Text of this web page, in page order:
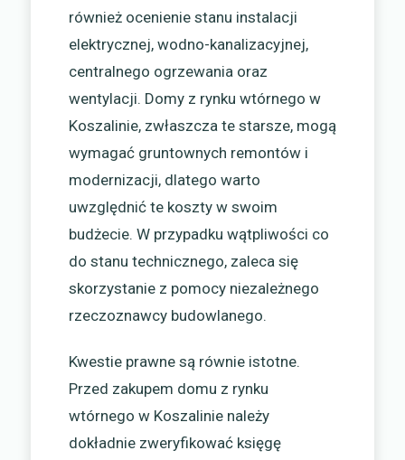
również ocenienie stanu instalacji
elektrycznej, wodno-kanalizacyjnej,
centralnego ogrzewania oraz
wentylacji. Domy z rynku wtórnego w
Koszalinie, zwłaszcza te starsze, mogą
wymagać gruntownych remontów i
modernizacji, dlatego warto
uwzględnić te koszty w swoim
budżecie. W przypadku wątpliwości co
do stanu technicznego, zaleca się
skorzystanie z pomocy niezależnego
rzeczoznawcy budowlanego.
Kwestie prawne są równie istotne.
Przed zakupem domu z rynku
wtórnego w Koszalinie należy
dokładnie zweryfikować księgę